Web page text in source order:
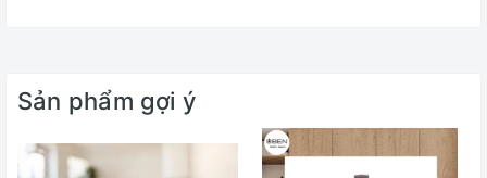
phút. Đường kính mâm nhiệt lớn, tỏa nhiệt đều, cơm ngon
Sản phẩm gợi ý